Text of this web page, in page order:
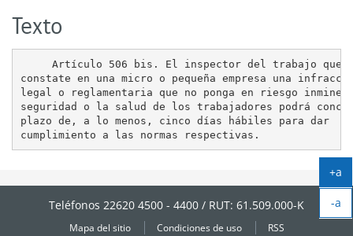
Texto
     Artículo 506 bis. El inspector del trabajo que
constate en una micro o pequeña empresa una
legal o reglamentaria que no ponga en riesgo
seguridad o la salud de los trabajadores podrá
plazo de, a lo menos, cinco días hábiles para dar
Teléfonos 22620 4500 - 4400 / RUT: 61.509.000-K
Mapa del sitio Condiciones de uso RSS
+a
-a